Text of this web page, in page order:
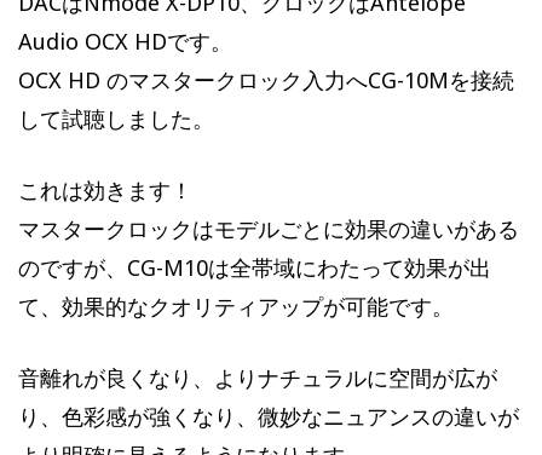
Audio OCX HDです。
OCX HD のマスタークロック入力へCG-10Mを接続
して試聴しました。
これは効きます！
マスタークロックはモデルごとに効果の違いがある
のですが、CG-M10は全帯域にわたって効果が出
て、効果的なクオリティアップが可能です。
音離れが良くなり、よりナチュラルに空間が広が
り、色彩感が強くなり、微妙なニュアンスの違いが